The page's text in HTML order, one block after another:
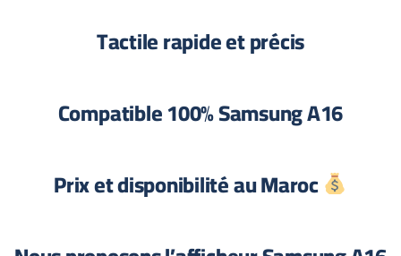
Tactile rapide et précis
Compatible 100% Samsung A16
Prix et disponibilité au Maroc